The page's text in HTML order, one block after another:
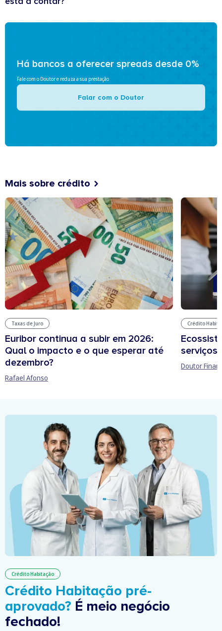
Há bancos a oferecer spreads desde 0%
Fale com o Doutor e reduza a sua prestação
Falar com o Doutor
Mais sobre crédito
Taxas de Juro
Euribor continua a subir em 2026:
Qual o impacto e o que esperar até
dezembro?
Rafael Afonso
Crédito
serviços
Doutor
Crédito Habitação
Crédito Habitação pré-
aprovado? É meio negócio
fechado!